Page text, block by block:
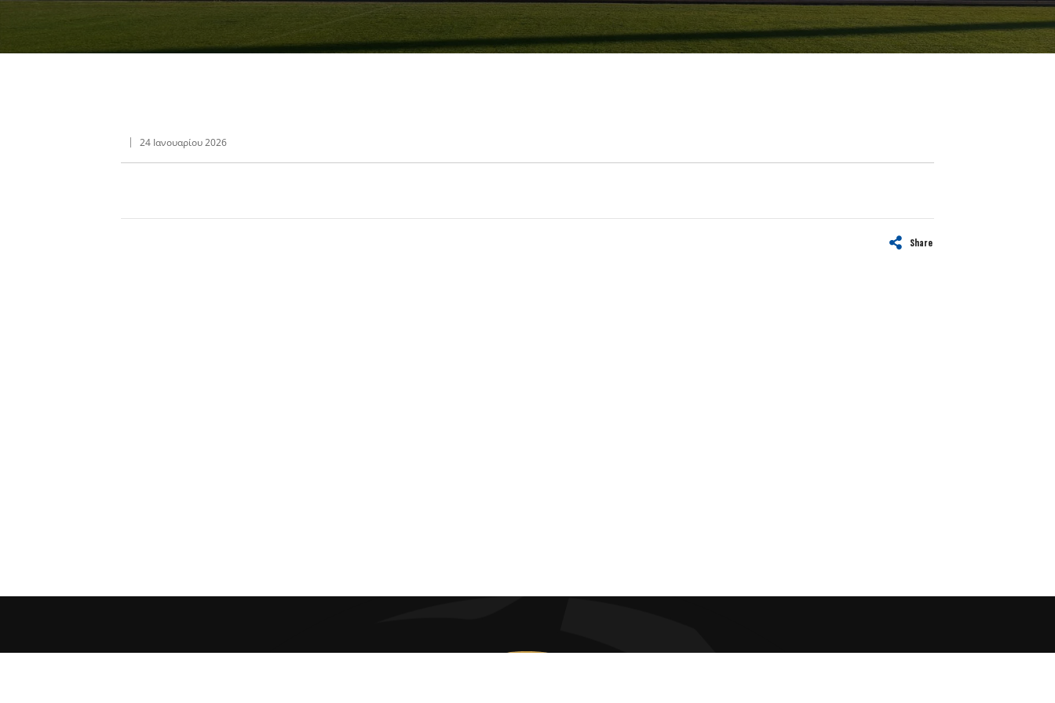
2009-2012
24 Ιανουαρίου 2026
Share